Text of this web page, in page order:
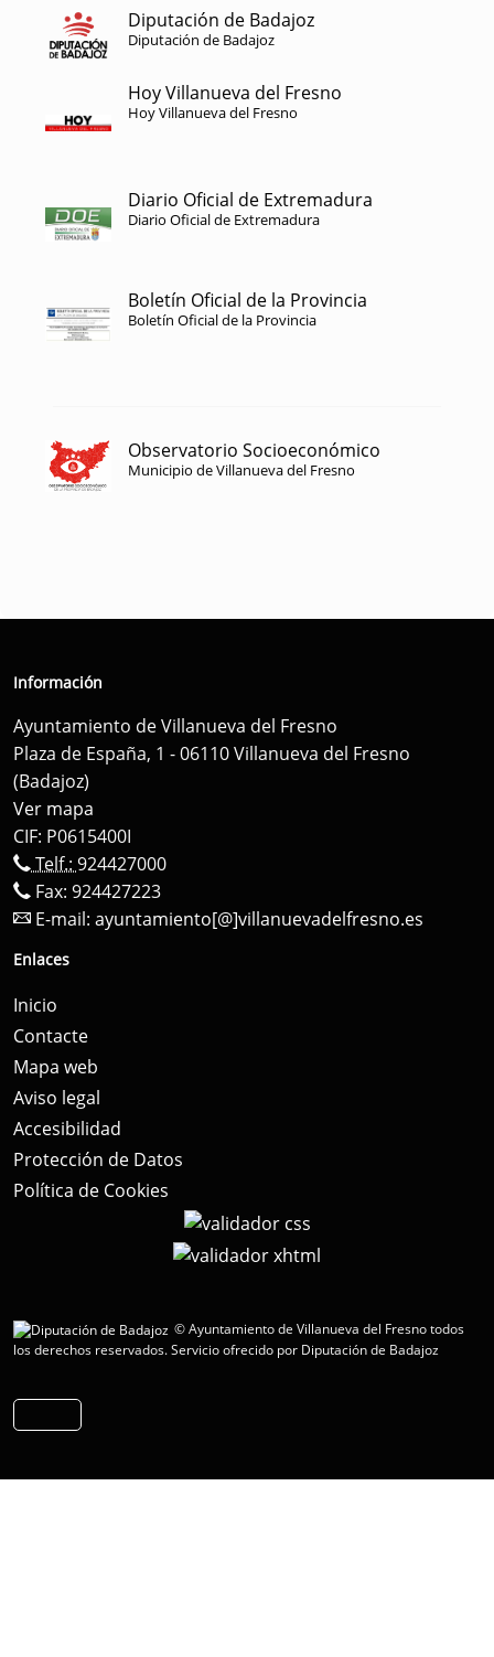
Diputación de Badajoz
Diputación de Badajoz
Hoy Villanueva del Fresno
Hoy Villanueva del Fresno
Diario Oficial de Extremadura
Diario Oficial de Extremadura
Boletín Oficial de la Provincia
Boletín Oficial de la Provincia
Observatorio Socioeconómico
Municipio de Villanueva del Fresno
Información
Ayuntamiento de Villanueva del Fresno
Plaza de España, 1 - 06110 Villanueva del Fresno
(Badajoz)
Ver mapa
CIF: P0615400I
Telf.: 924427000
Fax: 924427223
E-mail: ayuntamiento[@]villanuevadelfresno.es
Enlaces
Inicio
Contacte
Mapa web
Aviso legal
Accesibilidad
Protección de Datos
Política de Cookies
© Ayuntamiento de Villanueva del Fresno todos
los derechos reservados.Servicio ofrecido por Diputación de Badajoz